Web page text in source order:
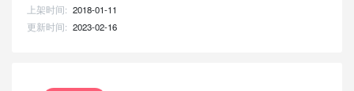
上架时间: 2018-01-11
更新时间: 2023-02-16